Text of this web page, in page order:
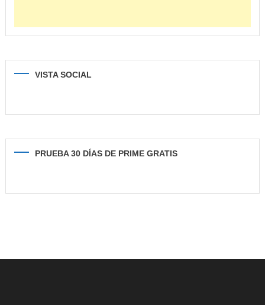
VISTA SOCIAL
PRUEBA 30 DÍAS DE PRIME GRATIS